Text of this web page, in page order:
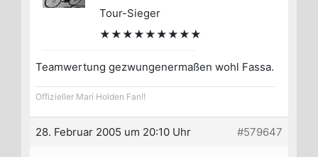
Tour-Sieger
★★★★★★★★★
Teamwertung gezwungenermaßen wohl Fassa.
Offizieller Mari Holden Fan!!
28. Februar 2005 um 20:10 Uhr #579647